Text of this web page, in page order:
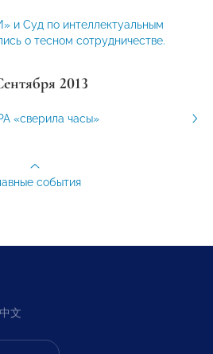
Суд по интеллектуальным
о тесном сотрудничестве.
2013
«сверила часы»
события
中文